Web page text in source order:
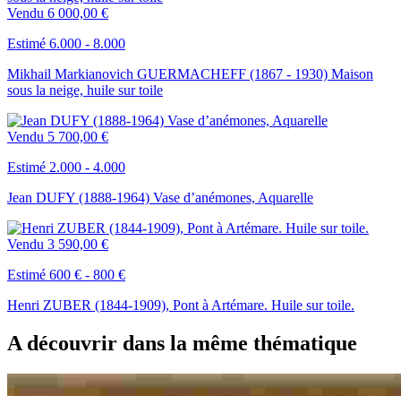
Vendu 6 000,00 €
Estimé 6.000 - 8.000
Mikhail Markianovich GUERMACHEFF (1867 - 1930) Maison
sous la neige, huile sur toile
Vendu 5 700,00 €
Estimé 2.000 - 4.000
Jean DUFY (1888-1964) Vase d’anémones, Aquarelle
Vendu 3 590,00 €
Estimé 600 € - 800 €
Henri ZUBER (1844-1909), Pont à Artémare. Huile sur toile.
A découvrir dans la même thématique